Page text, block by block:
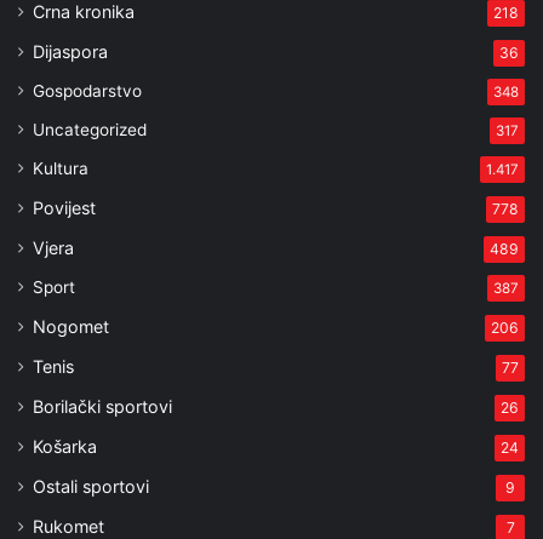
Crna kronika 218
Dijaspora 36
Gospodarstvo 348
Uncategorized 317
Kultura 1.417
Povijest 778
Vjera 489
Sport 387
Nogomet 206
Tenis 77
Borilački sportovi 26
Košarka 24
Ostali sportovi 9
Rukomet 7